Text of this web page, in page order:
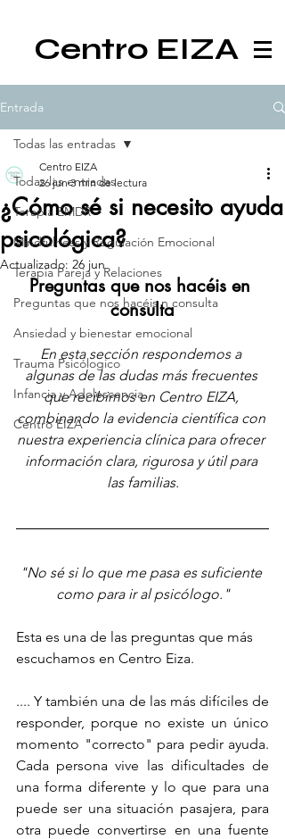
Centro EIZA
Entrada
Todas las entradas
Terapia EMDR
Mindfulness y Regulación Emocional
Terapia Pareja y Relaciones
Preguntas que nos hacéis n consulta
Ansiedad y bienestar emocional
Trauma Psicólogico
Infancia y Adolescencia
Centro EIZA
Todas las entradas
¿Cómo sé si necesito ayuda
psicológica?
Centro EIZA
26 jun 3 min de lectura
Actualizado: 26 jun
Preguntas que nos hacéis en
consulta
En esta sección respondemos a
algunas de las dudas más frecuentes
que recibimos en Centro EIZA,
combinando la evidencia científica con
nuestra experiencia clínica para ofrecer
información clara, rigurosa y útil para
las familias.
"No sé si lo que me pasa es suficiente
como para ir al psicólogo."
Esta es una de las preguntas que más
escuchamos en Centro Eiza.
.... Y también una de las más difíciles de
responder, porque no existe un único
momento "correcto" para pedir ayuda.
Cada persona vive las dificultades de
una forma diferente y lo que para una
puede ser una situación pasajera, para
otra puede convertirse en una fuente